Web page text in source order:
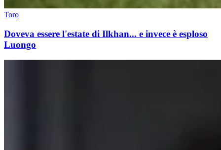
Toro
Doveva essere l'estate di Ilkhan... e invece è esploso
Luongo